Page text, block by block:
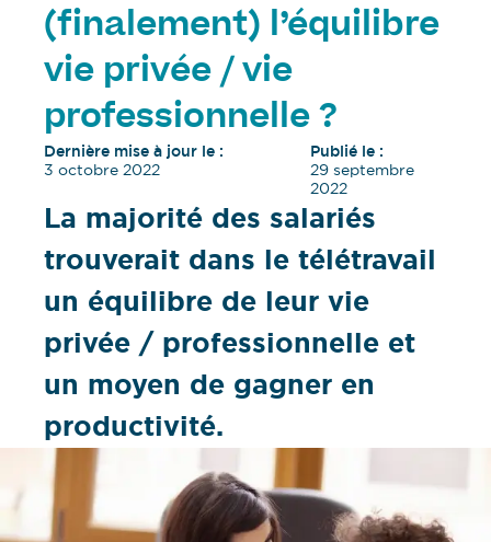
(finalement) l’équilibre
vie privée / vie
professionnelle ?
Dernière mise à jour le :
3 octobre 2022
Publié le :
29 septembre
2022
La majorité des salariés
trouverait dans le télétravail
un équilibre de leur vie
privée / professionnelle et
un moyen de gagner en
productivité.